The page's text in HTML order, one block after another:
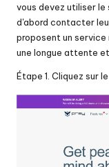
vous devez utiliser le
d'abord contacter
proposent un
une longue attente
Étape 1. Cliquez sur